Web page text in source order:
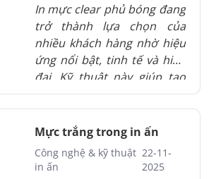
ưu chi tiết và màu sắc.
In mực clear phủ bóng đang
trở thành lựa chọn của
nhiều khách hàng nhờ hiệu
ứng nổi bật, tinh tế và hiện
đại. Kỹ thuật này giúp tạo
điểm nhấn sang trọng, tăng
chiều sâu thiết kế và bảo vệ
bề mặt khỏi trầy xước. Phù
hợp cho thiệp cưới, card
visit, bao bì, nhãn dán và
Mực trắng trong in ấn
Công nghệ & kỹ thuật
in ấn
22-11-
2025